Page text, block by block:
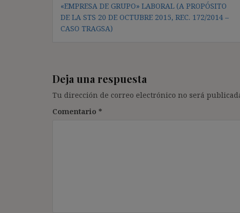
de
entradas
«EMPRESA DE GRUPO» LABORAL (A PROPÓSITO
DE LA STS 20 DE OCTUBRE 2015, REC. 172/2014 –
CASO TRAGSA)
Deja una respuesta
Tu dirección de correo electrónico no será
Comentario *